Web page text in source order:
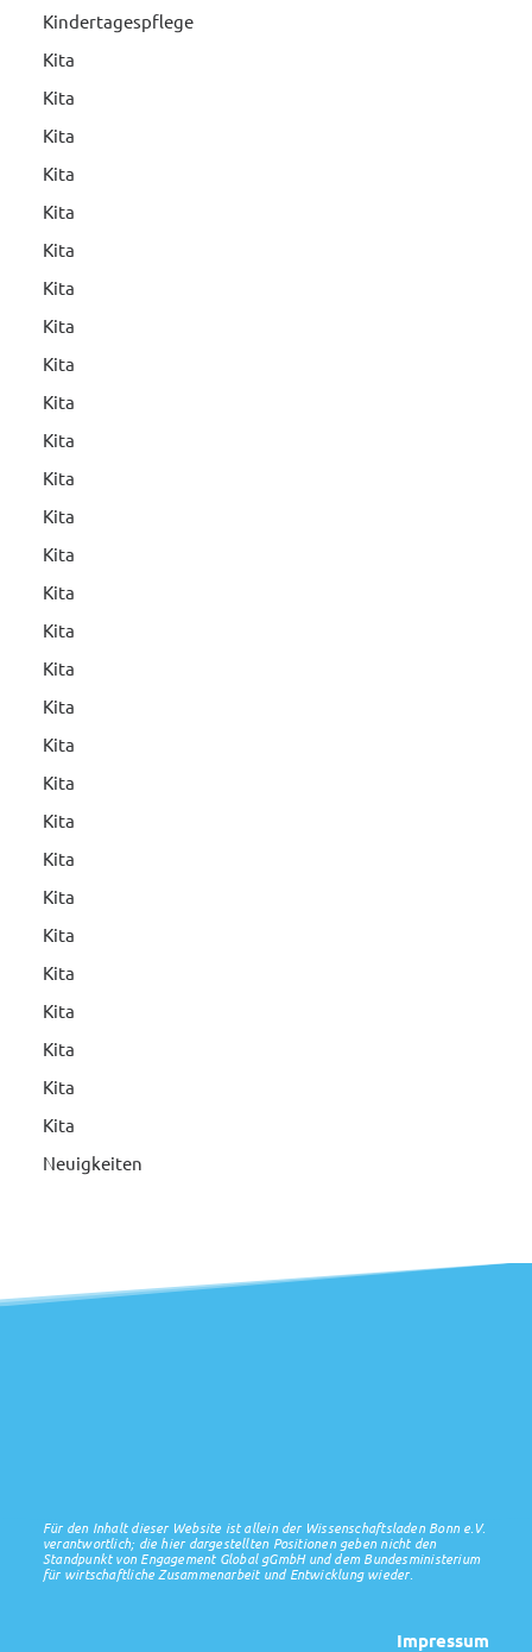
Kindertagespflege
Kita
Kita
Kita
Kita
Kita
Kita
Kita
Kita
Kita
Kita
Kita
Kita
Kita
Kita
Kita
Kita
Kita
Kita
Kita
Kita
Kita
Kita
Kita
Kita
Kita
Kita
Kita
Kita
Kita
Neuigkeiten
Für den Inhalt dieser Website ist allein der Wissenschaftsladen Bonn e.V.
verantwortlich; die hier dargestellten Positionen geben nicht den
Standpunkt von Engagement Global gGmbH und dem Bundesministerium
für wirtschaftliche Zusammenarbeit und Entwicklung wieder.
Impressum